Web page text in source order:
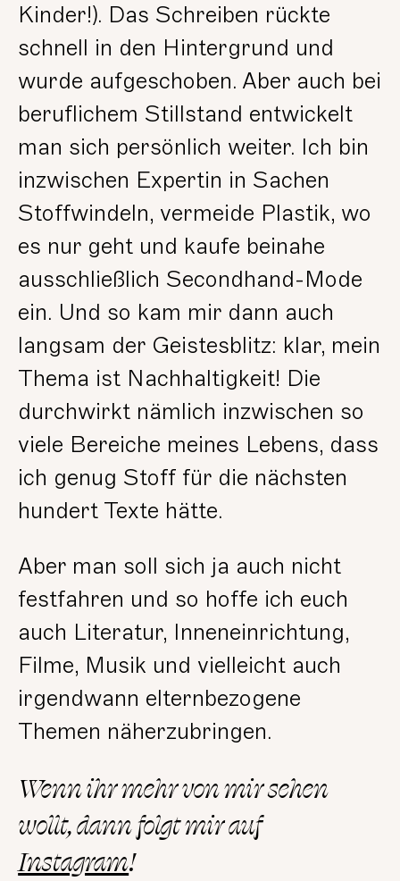
Kinder!). Das Schreiben rückte
schnell in den Hintergrund und
wurde aufgeschoben. Aber auch bei
beruflichem Stillstand entwickelt
man sich persönlich weiter. Ich bin
inzwischen Expertin in Sachen
Stoffwindeln, vermeide Plastik, wo
es nur geht und kaufe beinahe
ausschließlich Secondhand-Mode
ein. Und so kam mir dann auch
langsam der Geistesblitz: klar, mein
Thema ist Nachhaltigkeit! Die
durchwirkt nämlich inzwischen so
viele Bereiche meines Lebens, dass
ich genug Stoff für die nächsten
hundert Texte hätte.
Aber man soll sich ja auch nicht
festfahren und so hoffe ich euch
auch Literatur, Inneneinrichtung,
Filme, Musik und vielleicht auch
irgendwann elternbezogene
Themen näherzubringen.
Wenn ihr mehr von mir sehen
wollt, dann folgt mir auf
Instagram!